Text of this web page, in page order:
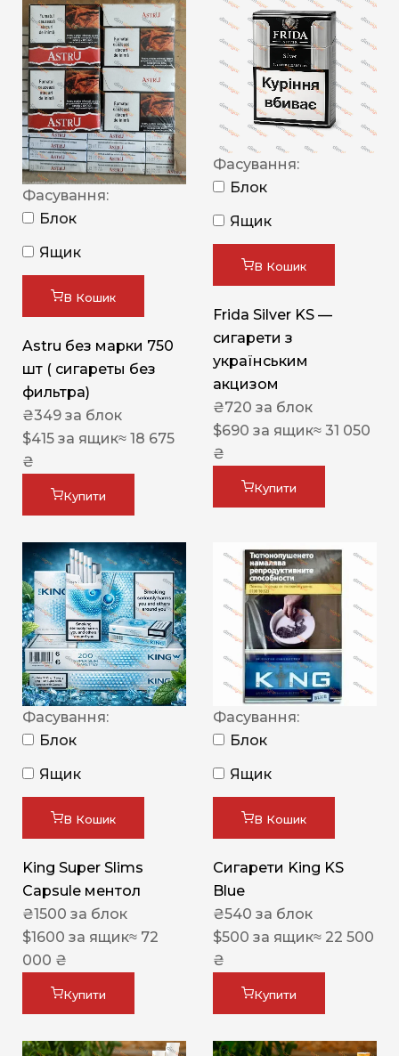
Фасування:
Блок
Ящик
В Кошик
Astru без марки 750
шт ( сигареты без
фильтра)
₴349 за блок
$415 за ящик≈ 18 675
₴
Купити
Фасування:
Блок
Ящик
В Кошик
Frida Silver KS —
сигарети з
українським
акцизом
₴720 за блок
$690 за ящик≈ 31 050
₴
Купити
Фасування:
Блок
Ящик
В Кошик
King Super Slims
Capsule ментол
₴1500 за блок
$1600 за ящик≈ 72
000 ₴
Купити
Фасування:
Блок
Ящик
В Кошик
Сигарети King KS
Blue
₴540 за блок
$500 за ящик≈ 22 500
₴
Купити